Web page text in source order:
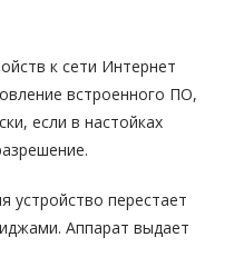
к сети Интернет
встроенного ПО,
если в настойках
устройство перестает
Аппарат выдает